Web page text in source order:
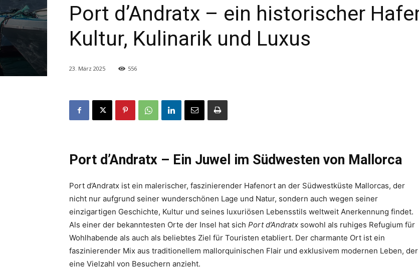
Port d’Andratx – ein historischer
Kultur, Kulinarik und Luxus
23. März 2025 556
Port d’Andratx – Ein Juwel im Südwesten von Mallorca
Port d’Andratx ist ein malerischer, faszinierender Hafenort an der Südwestküste Mallorcas, der
nicht nur aufgrund seiner wunderschönen Lage und Natur, sondern auch wegen seiner
einzigartigen Geschichte, Kultur und seines luxuriösen Lebensstils weltweit Anerkennung findet.
Als einer der bekanntesten Orte der Insel hat sich Port d’Andratx sowohl als ruhiges Refugium für
Wohlhabende als auch als beliebtes Ziel für Touristen etabliert. Der charmante Ort ist ein
faszinierender Mix aus traditionellem mallorquinischen Flair und exklusivem modernen Leben, der
eine Vielzahl von Besuchern anzieht.